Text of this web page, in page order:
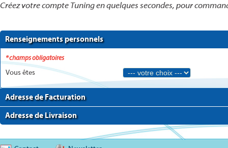
Créez votre compte Tuning en quelques secondes, pour
Renseignements personnels
* champs obligatoires
Vous êtes
Adresse de Facturation
Adresse de Livraison